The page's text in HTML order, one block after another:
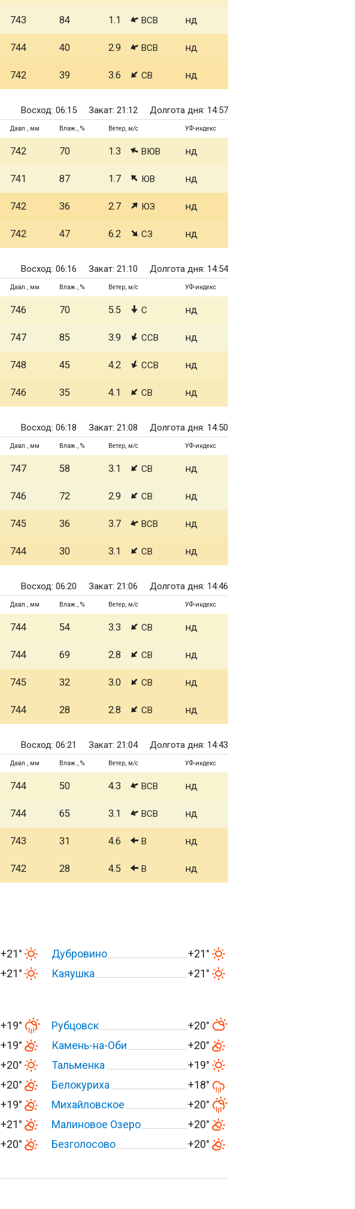
743 84 1.1 ВСВ нд
744 40 2.9 ВСВ нд
742 39 3.6 СВ нд
Восход: 06:15 Закат: 21:12 Долгота дня: 14:57
Давл., мм Влаж., % Ветер, м/с УФ-индекс
742 70 1.3 ВЮВ нд
741 87 1.7 ЮВ нд
742 36 2.7 ЮЗ нд
742 47 6.2 СЗ нд
Восход: 06:16 Закат: 21:10 Долгота дня: 14:54
Давл., мм Влаж., % Ветер, м/с УФ-индекс
746 70 5.5 С нд
747 85 3.9 ССВ нд
748 45 4.2 ССВ нд
746 35 4.1 СВ нд
Восход: 06:18 Закат: 21:08 Долгота дня: 14:50
Давл., мм Влаж., % Ветер, м/с УФ-индекс
747 58 3.1 СВ нд
746 72 2.9 СВ нд
745 36 3.7 ВСВ нд
744 30 3.1 СВ нд
Восход: 06:20 Закат: 21:06 Долгота дня: 14:46
Давл., мм Влаж., % Ветер, м/с УФ-индекс
744 54 3.3 СВ нд
744 69 2.8 СВ нд
745 32 3.0 СВ нд
744 28 2.8 СВ нд
Восход: 06:21 Закат: 21:04 Долгота дня: 14:43
Давл., мм Влаж., % Ветер, м/с УФ-индекс
744 50 4.3 ВСВ нд
744 65 3.1 ВСВ нд
743 31 4.6 В нд
742 28 4.5 В нд
+21° Дубровино
+21°
+21° Каяушка +21°
+19° Рубцовск
+20°
+19° Камень-на-Оби
+20°
+20° Тальменка
+19°
+20° Белокуриха
+18°
+19° Михайловское
+20°
+21° Малиновое Озеро
+20°
+20° Безголосово +20°